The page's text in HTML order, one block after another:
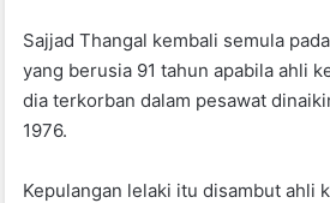
o
o
p
p
Sajjad Thangal kembali semula
yang berusia 91 tahun apabila ahli
dia terkorban dalam pesawat
1976.
Kepulangan lelaki itu disambut ahli